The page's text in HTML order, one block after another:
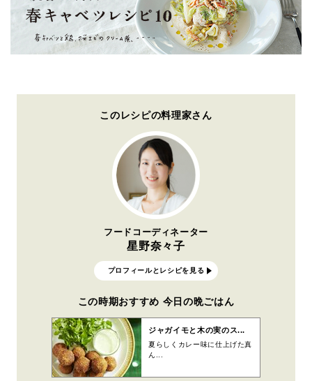
このレシピの料理家さん
フードコーディネーター
星野奈々子
プロフィールとレシピを見る
この時期おすすめ 今日の晩ごはん
ジャガイモと木の実のス...
夏らしくカレー味に仕上げた真
ん...